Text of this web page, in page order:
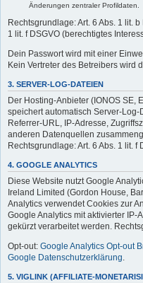
Änderungen zentraler Profildaten.
Rechtsgrundlage: Art. 6 Abs. 1 lit.
1 lit. f DSGVO (berechtigtes
Dein Passwort wird mit einer
Kein Vertreter des Betreibers wird
3. SERVER-LOG-DATEIEN
Der Hosting-Anbieter (IONOS SE,
speichert automatisch Server-Log-
Referrer-URL, IP-Adresse,
anderen Datenquellen
Rechtsgrundlage: Art. 6 Abs. 1 lit. f
4. GOOGLE ANALYTICS
Diese Website nutzt Google
Ireland Limited (Gordon House,
Analytics verwendet Cookies zur
Google Analytics mit aktivierter
gekürzt verarbeitet werden.
Opt-out: Google Analytics Opt-out
Google Datenschutzerklärung.
5. VIGLINK (AFFILIATE-